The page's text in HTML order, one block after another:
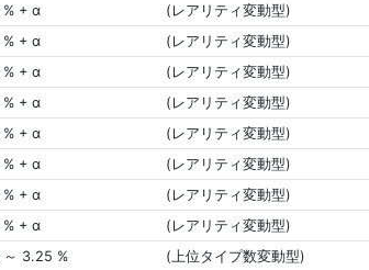
+ α (レアリティ変動型)
+ α (レアリティ変動型)
+ α (レアリティ変動型)
+ α (レアリティ変動型)
+ α (レアリティ変動型)
+ α (レアリティ変動型)
+ α (レアリティ変動型)
+ α (レアリティ変動型)
3.25 % (上位タイプ数変動型)